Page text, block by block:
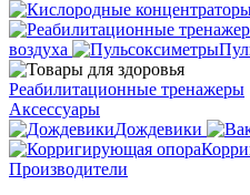
воздуха
Реабилитационные тренажеры
Аксессуары
Дождевики
Производители